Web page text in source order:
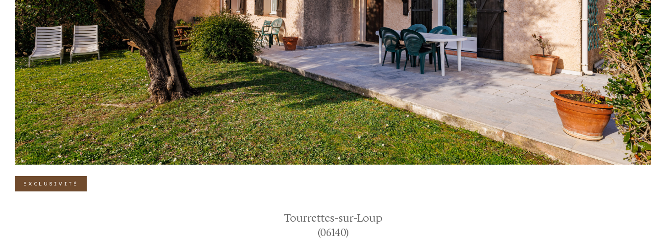
EXCLUSIVITÉ
Tourrettes-sur-Loup
(06140)